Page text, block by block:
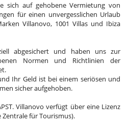
sich auf gehobene Vermietung von
für einen unvergesslichen Urlaub
Villanovo, 1001 Villas und Ibiza
abgesichert und haben uns zur
Normen und Richtlinien der
Ihr Geld ist bei einem seriösen und
sicher aufgehoben.
Villanovo verfügt über eine Lizenz
Zentrale für Tourismus).